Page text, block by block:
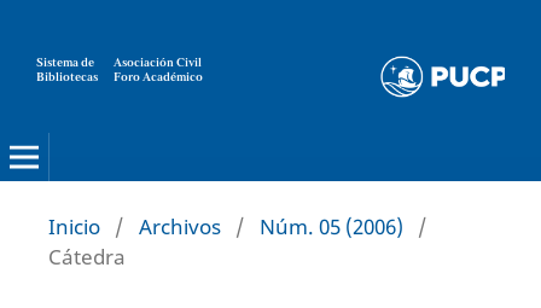
Sistema de
Bibliotecas
Asociación Civil
Foro Académico
Inicio / Archivos / Núm. 05 (2006)
/
Cátedra